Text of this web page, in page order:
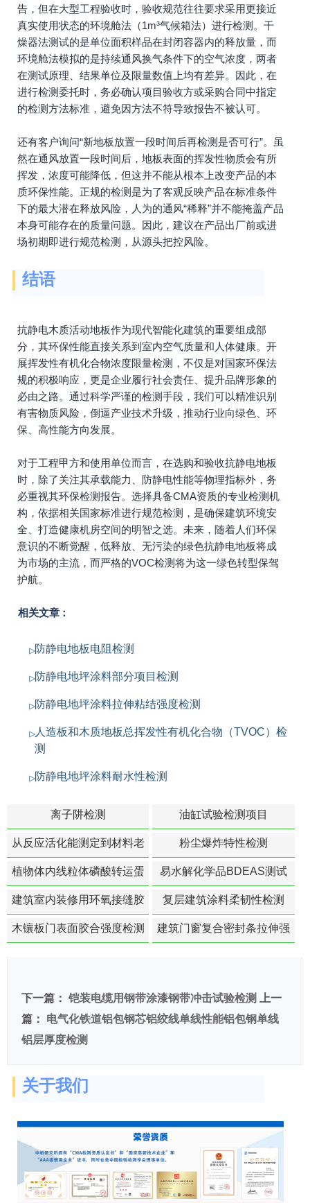
告，但在大型工程验收时，验收规范往往要求采用更接近
真实使用状态的环境舱法（1m³气候箱法）进行检测。干
燥器法测试的是单位面积样品在封闭容器内的释放量，而
环境舱法模拟的是持续通风换气条件下的空气浓度，两者
在测试原理、结果单位及限量数值上均有差异。因此，在
进行检测委托时，务必确认项目验收方或采购合同中指定
的检测方法标准，避免因方法不符导致报告不被认可。
还有客户询问“新地板放置一段时间后再检测是否可行”。虽
然在通风放置一段时间后，地板表面的挥发性物质会有所
挥发，浓度可能降低，但这并不能从根本上改变产品的本
质环保性能。正规的检测是为了客观反映产品在标准条件
下的最大潜在释放风险，人为的通风“稀释”并不能掩盖产品
本身可能存在的质量问题。因此，建议在产品出厂前或进
场初期即进行规范检测，从源头把控风险。
结语
抗静电木质活动地板作为现代智能化建筑的重要组成部
分，其环保性能直接关系到室内空气质量和人体健康。开
展挥发性有机化合物浓度限量检测，不仅是对国家环保法
规的积极响应，更是企业履行社会责任、提升品牌形象的
必由之路。通过科学严谨的检测手段，我们可以精准识别
有害物质风险，倒逼产业技术升级，推动行业向绿色、环
保、高性能方向发展。
对于工程甲方和使用单位而言，在选购和验收抗静电地板
时，除了关注其承载能力、防静电性能等物理指标外，务
必重视其环保检测报告。选择具备CMA资质的专业检测机
构，依据相关国家标准进行规范检测，是确保建筑环境安
全、打造健康机房空间的明智之选。未来，随着人们环保
意识的不断觉醒，低释放、无污染的绿色抗静电地板将成
为市场的主流，而严格的VOC检测将为这一绿色转型保驾
护航。
相关文章：
防静电地板电阻检测
防静电地坪涂料部分项目检测
防静电地坪涂料拉伸粘结强度检测
人造板和木质地板总挥发性有机化合物（TVOC）检
测
防静电地坪涂料耐水性检测
离子阱检测 油缸试验检测项目
从反应活化能测定到材料老
化寿命预测的经典模型
粉尘爆炸特性检测
植物体内线粒体磷酸转运蛋
白活性检测
易水解化学品BDEAS测试
建筑室内装修用环氧接缝胶
苯含量检测
复层建筑涂料柔韧性检测
木镶板门表面胶合强度检测
建筑门窗复合密封条拉伸强
下一篇： 铠装电缆用钢带涂漆钢带冲击试验检测
上一
篇： 电气化铁道铝包钢芯铝绞线单线性能铝包钢单线
铝层厚度检测
关于我们